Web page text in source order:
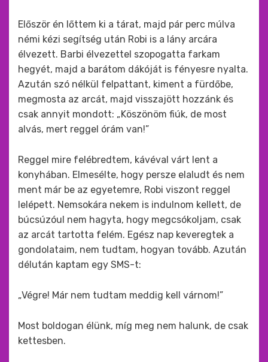
Először én lőttem ki a tárat, majd pár perc múlva
némi kézi segítség után Robi is a lány arcára
élvezett. Barbi élvezettel szopogatta farkam
hegyét, majd a barátom dákóját is fényesre nyalta.
Azután szó nélkül felpattant, kiment a fürdőbe,
megmosta az arcát, majd visszajött hozzánk és
csak annyit mondott: „Köszönöm fiúk, de most
alvás, mert reggel órám van!”
Reggel mire felébredtem, kávéval várt lent a
konyhában. Elmesélte, hogy persze elaludt és nem
ment már be az egyetemre, Robi viszont reggel
lelépett. Nemsokára nekem is indulnom kellett, de
búcsúzóul nem hagyta, hogy megcsókoljam, csak
az arcát tartotta felém. Egész nap keveregtek a
gondolataim, nem tudtam, hogyan tovább. Azután
délután kaptam egy SMS-t:
„Végre! Már nem tudtam meddig kell várnom!”
Most boldogan élünk, míg meg nem halunk, de csak
kettesben.